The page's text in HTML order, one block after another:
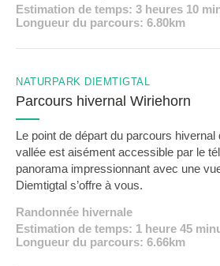
Estimation de temps: 3 heures 10
Longueur du parcours: 6.80km
NATURPARK DIEMTIGTAL
Parcours hivernal Wiriehorn
Le point de départ du parcours hivernal
vallée est aisément accessible par le
panorama impressionnant avec une
Diemtigtal s’offre à vous.
Randonnée hivernale
Estimation de temps: 1 heure 45
Longueur du parcours: 6.66km